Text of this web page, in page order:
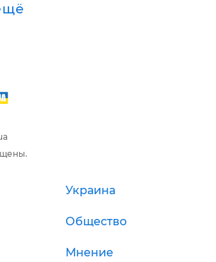
Украина
Общество
Мнение